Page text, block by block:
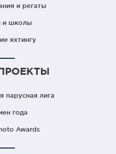
и регаты
и школы
яхтингу
парусная лига
года
Awards